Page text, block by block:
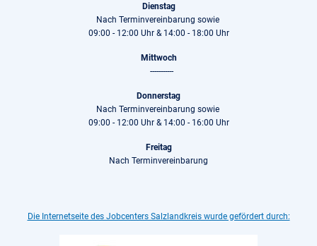
Dienstag
Nach Terminvereinbarung sowie
09:00 - 12:00 Uhr & 14:00 - 18:00 Uhr
Mittwoch
-----------
Donnerstag
Nach Terminvereinbarung sowie
09:00 - 12:00 Uhr & 14:00 - 16:00 Uhr
Freitag
Nach Terminvereinbarung
Die Internetseite des Jobcenters Salzlandkreis wurde gefördert durch: